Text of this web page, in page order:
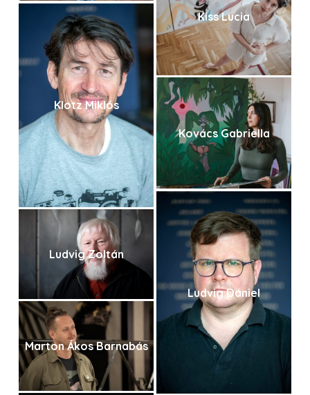
Kiss Lucia
Klotz Miklós
Kovács Gabriella
Ludvig Dániel
Ludvig Zoltán
Marton Ákos Barnabás